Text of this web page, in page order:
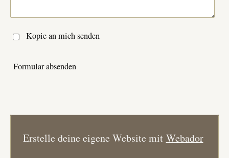
Kopie an mich senden
Formular absenden
Erstelle deine eigene Website mit Webador